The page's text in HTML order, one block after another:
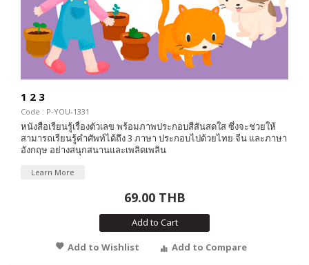
1 2 3
Code : P-YOU-1331
หนังสือเรียนรู้เรื่องตัวเลข พร้อมภาพประกอบสีสันสดใส ซึ่งจะช่วยให้
สามารถเรียนรู้คำศัพท์ได้ถึง 3 ภาษา ประกอบไปด้วยไทย จีน และภาษา
อังกฤษ อย่างสนุกสนานและเพลิดเพลิน
Learn More
69.00 THB
Add to Cart
Add to Wishlist
Add to Compare